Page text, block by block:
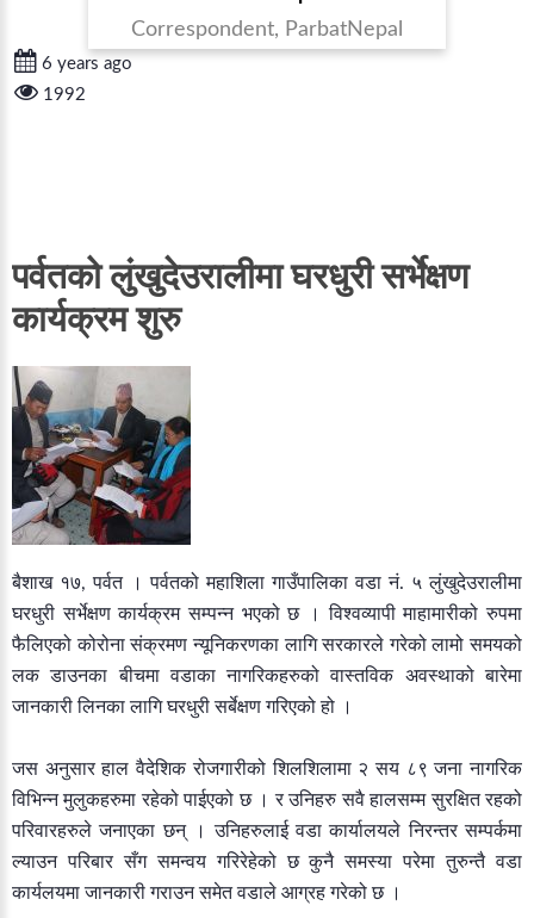
Correspondent, ParbatNepal
6 years ago
1992
पर्वतको लुंखुदेउरालीमा घरधुरी सर्भेक्षण
कार्यक्रम शुरु
बैशाख १७,पर्वत । पर्वतको महाशिला गाउँपालिका वडा नं. ५ लुंखुदेउरालीमा
घरधुरी सर्भेक्षण कार्यक्रम सम्पन्न भएको छ । विश्वव्यापी माहामारीको रुपमा
फैलिएको कोरोना संक्रमण न्यूनिकरणका लागि सरकारले गरेको लामो समयको
लक डाउनका बीचमा वडाका नागरिकहरुको वास्तविक अवस्थाको बारेमा
जानकारीलिनकालागिघरधुरीसर्बेक्षणगरिएकोहो ।
जस अनुसार हाल वैदेशिक रोजगारीको शिलशिलामा २ सय ८९ जना नागरिक
विभिन्न मुलुकहरुमा रहेको पाईएको छ । र उनिहरु सवै हालसम्म सुरक्षित रहको
परिवारहरुले जनाएका छन् । उनिहरुलाई वडा कार्यालयले निरन्तर सम्पर्कमा
ल्याउन परिबार सँग समन्वय गरिरेहेको छ कुनै समस्या परेमा तुरुन्तै वडा
कार्यलयमाजानकारीगराउनसमेतवडालेआग्रहगरेकोछ ।